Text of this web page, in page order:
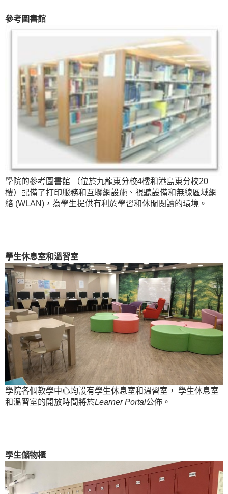
參考圖書館
學院的參考圖書館 （位於九龍東分校4樓和港島東分校20
樓）配備了打印服務和互聯網設施、視聽設備和無線區域網
絡 (WLAN)，為學生提供有利於學習和休閒閱讀的環境。
學生休息室和溫習室
學院各個教學中心均設有學生休息室和溫習室， 學生休息室
和溫習室的開放時間將於Learner Portal公佈。
學生儲物櫃